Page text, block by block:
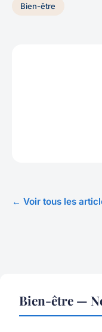
Bien-être
← Voir tous les
Bien-être —